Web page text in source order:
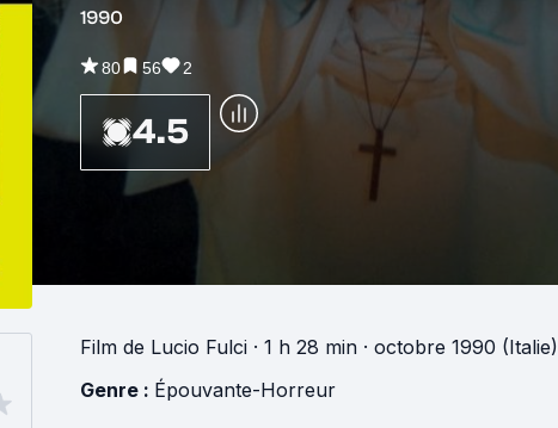
1990
80 56 2
4.5
Film de Lucio Fulci · 1 h 28 min · octobre 1990 (Italie)
Genre : Épouvante-Horreur